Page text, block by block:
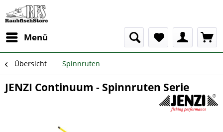
Menü
Übersicht Spinnruten
JENZI Continuum - Spinnruten Serie